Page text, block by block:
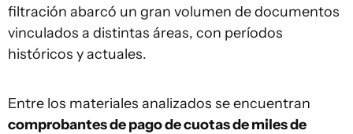
filtración abarcó un gran volumen de documentos
vinculados a distintas áreas, con períodos
históricos y actuales.
Entre los materiales analizados se encuentran
comprobantes de pago de cuotas de miles de